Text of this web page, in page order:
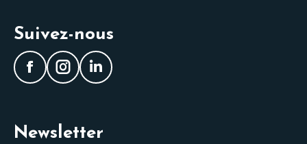
Suivez-nous
Facebook
InstagramLinkedIn
Newsletter